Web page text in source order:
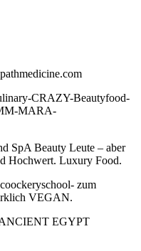
CRAZY-Beautyfood-
MARA-
SpA Beauty Leute – aber
Hochwert. Luxury Food.
zum
VEGAN.
EGYPT